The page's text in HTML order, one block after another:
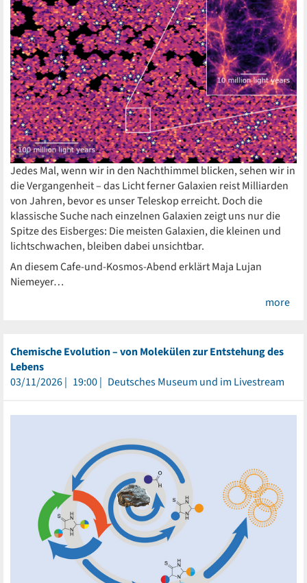
Jedes Mal, wenn wir in den Nachthimmel blicken, sehen wir in
die Vergangenheit – das Licht ferner Galaxien reist Milliarden
von Jahren, bevor es unser Teleskop erreicht. Doch die
klassische Suche nach einzelnen Galaxien zeigt uns nur die
Spitze des Eisberges: Die meisten Galaxien, die kleinen und
lichtschwachen, bleiben dabei unsichtbar.
An diesem Cafe-und-Kosmos-Abend erklärt Maja Lujan
Niemeyer…
more
Chemische Evolution – von Molekülen zur Entstehung des
Lebens
03/11/2026
19:00 Deutsches Museum und im Livestream